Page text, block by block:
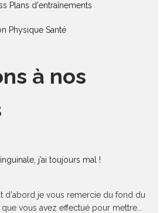
Plans d'entraînements
Physique Santé
à nos
j’ai toujours mal !
d'abord je vous remercie du fond du
vous avez effectué pour mettre...